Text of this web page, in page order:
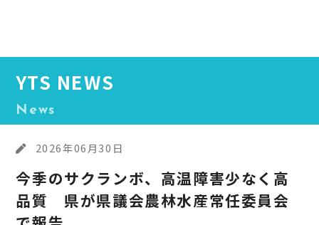
YTS NEWS
News
2026年06月30日
今季のサクランボ、高温障害少なく高
品質 県が県議会農林水産常任委員会